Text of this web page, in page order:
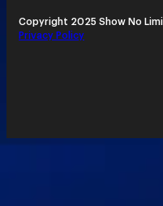
Copyright 2025 Show No
Privacy Policy